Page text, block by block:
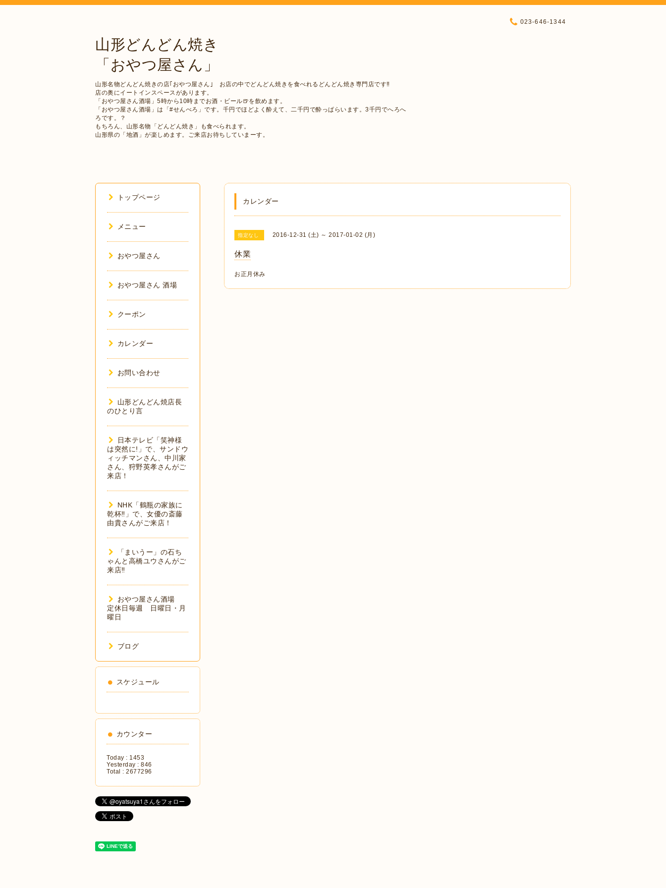
山形どんどん焼き
「おやつ屋さん」
山形名物どんどん焼きの店｢おやつ屋さん｣ お店の中でどんどん焼きを食べれるどんどん焼き専門店です‼︎
店の奥にイートインスペースがあります。
「おやつ屋さん酒場」5時から10時までお酒・ビール🍺を飲めます。
「おやつ屋さん酒場」は「#せんべろ」です。千円でほどよく酔えて、二千円で酔っぱらいます。3千円でへろへ
ろです。？
もちろん、山形名物「どんどん焼き」も食べられます。
山形県の「地酒」が楽しめます。ご来店お待ちしていまーす。
023-646-1344
カレンダー
指定なし 2016-12-31 (土) ～ 2017-01-02 (月)
休業
お正月休み
トップページ
メニュー
おやつ屋さん
おやつ屋さん 酒場
クーポン
カレンダー
お問い合わせ
山形どんどん焼店長
のひとり言
日本テレビ「笑神様
は突然に!」で、サンドウ
ィッチマンさん、中川家
さん、狩野英孝さんがご
来店！
NHK「鶴瓶の家族に
乾杯‼︎」で、女優の斎藤
由貴さんがご来店！
「まいうー」の石ち
ゃんと高橋ユウさんがご
来店‼︎
おやつ屋さん酒場
定休日毎週 日曜日・月
曜日
ブログ
スケジュール
カウンター
Today : 1453
Yesterday : 846
Total : 2677296